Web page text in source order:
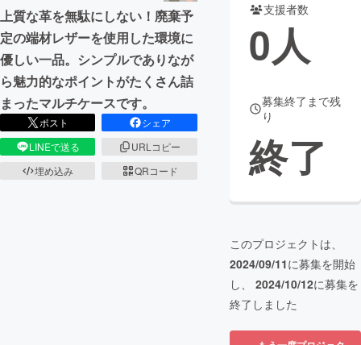
CAMPFIRE for Social Good
CAMPFIRE Creation
CAMPFIREふるさと納税machi-ya コミュニティ
上質な革を無駄にしない！廃棄予
定の端材レザーを使用した環境に
優しい一品。シンプルでありなが
ら魅力的なポイントがたくさん詰
まったマルチケースです。
ポスト
シェア
LINEで送る
URLコピー
埋め込み
QRコード
支援者数
0人
募集終了まで残
り
終了
このプロジェクトは、
2024/09/11に募集を開始
し、 2024/10/12に募集を
終了しました